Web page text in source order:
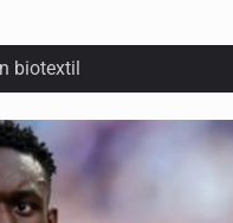
biotextil
eliminar la adopción simple